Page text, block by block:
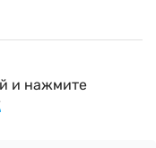
и нажмите